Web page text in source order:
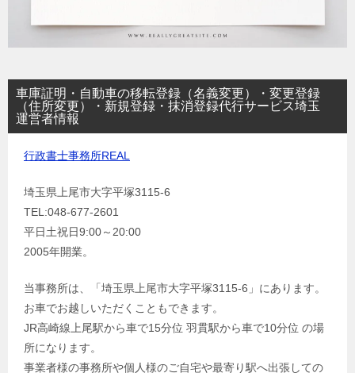
車庫証明・自動車の移転登録（名義変更）・変更登録
（住所変更）・新規登録・抹消登録代行サービス埼玉
運営者情報
行政書士事務所REAL
埼玉県上尾市大字平塚3115-6
TEL:048-677-2601
平日土祝日9:00～20:00
2005年開業。
当事務所は、「埼玉県上尾市大字平塚3115-6」にあります。
お車でお越しいただくこともできます。
JR高崎線上尾駅から車で15分位 羽貫駅から車で10分位 の場
所になります。
事業者様の事務所や個人様のご自宅や最寄り駅へ出張しての